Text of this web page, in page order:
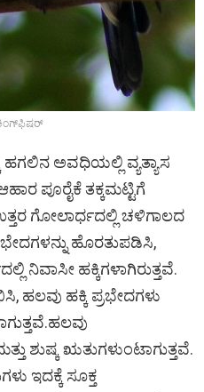
ಹಗಲಿನ ಅವಧಿಯಲ್ಲಿ ವ್ಯತ್ಯಾಸ
ಪೂರೈಕೆ ತಕ್ಕಮಟ್ಟಿಗೆ
ಗೋಲಾರ್ಧದಲ್ಲಿ ಚಳಿಗಾಲದ
ಹೊರತುಪಡಿಸಿ,
ನಿವಾಸೀ ಹಕ್ಕಿಗಳಾಗಿರುತ್ತವೆ.
ಹಕ್ಕಿ ಪ್ರಭೇದಗಳು
ಶುಷ್ಕ ಋತುಗಳುಂಟಾಗುತ್ತವೆ.
ಇದಕ್ಕೆ ಸೂಕ್ತ